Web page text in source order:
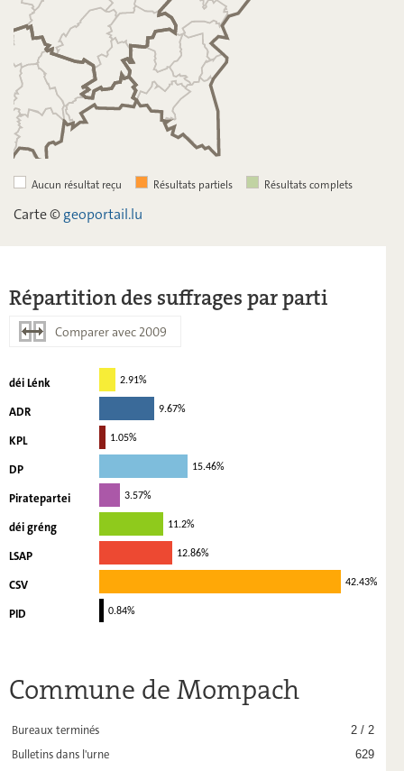
Aucun résultat reçu Résultats partiels Résultats complets
Carte ©geoportail.lu
Répartition des suffrages par parti
Comparer avec 2009
déi Lénk
ADR
KPL
DP
Piratepartei
déi gréng
LSAP
CSV
PID
2.91%
9.67%
1.05%
15.46%
3.57%
11.2%
12.86%
42.43%
0.84%
Commune de Mompach
Bureaux terminés 2 / 2
Bulletins dans l'urne 629